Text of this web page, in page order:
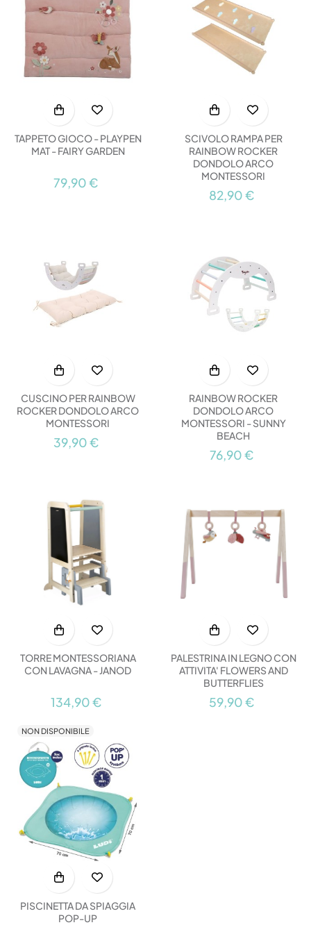
TAPPETO GIOCO - PLAYPEN
MAT - FAIRY GARDEN
79,90 €
SCIVOLO RAMPA PER
RAINBOW ROCKER
DONDOLO ARCO
MONTESSORI
82,90 €
CUSCINO PER RAINBOW
ROCKER DONDOLO ARCO
MONTESSORI
39,90 €
RAINBOW ROCKER
DONDOLO ARCO
MONTESSORI - SUNNY
BEACH
76,90 €
TORRE MONTESSORIANA
CON LAVAGNA - JANOD
134,90 €
PALESTRINA IN LEGNO CON
ATTIVITA' FLOWERS AND
BUTTERFLIES
59,90 €
NON DISPONIBILE
PISCINETTA DA SPIAGGIA
POP-UP